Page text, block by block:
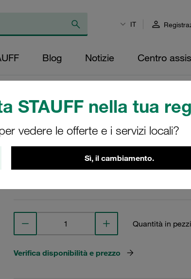
STAUFF nella tua
vedere le offerte e i servizi locali?
Sì, il cambiamento.
IT
Blog Notizie Centro
IS-M10x45-ISO4762-70-W5
Stauff Mat. No. 1130004162
Quantità in pezzi
Verifica disponibilità e prezzo